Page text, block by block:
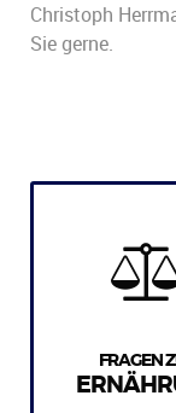
Christoph
Sie gerne.
FRAGEN